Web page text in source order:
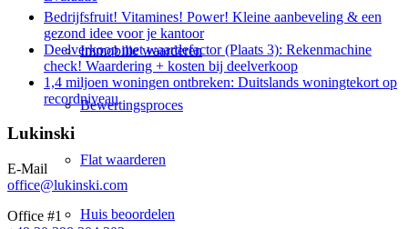
Immobilie waarderen
Bewertingsproces
Flat waarderen
Huis beoordelen
Bedrijfsfruit! Vitamines! Power! Kleine aanbeveling & een
gezond idee voor je kantoor
Deelverkoop met waardefactor (Plaats 3): Rekenmachine
check! Waardering + kosten bij deelverkoop
1,4 miljoen woningen ontbreken: Duitslands woningtekort op
recordniveau
Lukinski
E-Mail
office@lukinski.com
Office #1